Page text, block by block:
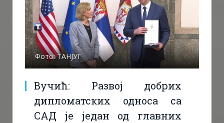
Фото: ТАНЈУГ
Вучић: Развој добрих
дипломатских односа са
САД је један од главних